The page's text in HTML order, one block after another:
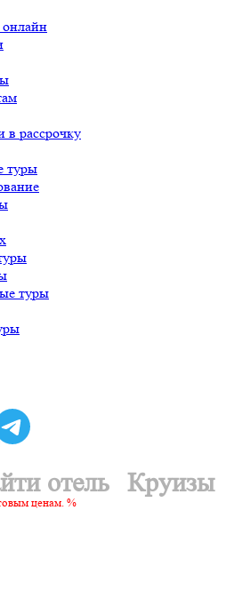
онлайн
в рассрочку
туры
туры
отель
ценам. %
Круизы